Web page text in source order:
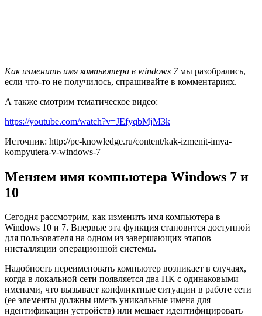
Как изменить имя компьютера в windows 7мы разобрались,
если что-то не получилось, спрашивайте в комментариях.
А также смотрим тематическое видео:
https://youtube.com/watch?v=JEfyqbMjM3k
Источник: http://pc-knowledge.ru/content/kak-izmenit-imya-
kompyutera-v-windows-7
Меняем имя компьютера Windows 7 и
10
Сегодня рассмотрим, как изменить имя компьютера в
Windows 10 и 7. Впервые эта функция становится доступной
для пользователя на одном из завершающих этапов
инсталляции операционной системы.
Надобность переименовать компьютер возникает в случаях,
когда в локальной сети появляется два ПК с одинаковыми
именами, что вызывает конфликтные ситуации в работе сети
(ее элементы должны иметь уникальные имена для
идентификации устройств) или мешает идентифицировать